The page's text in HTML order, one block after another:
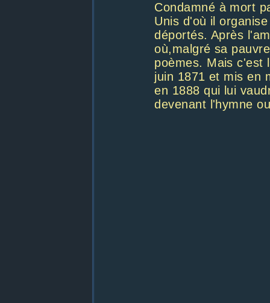
Condamné à mort
Unis d'où il
déportés. Après
où,malgré sa
poèmes. Mais c'est
juin 1871 et mis en
en 1888 qui lui
devenant l'hymne